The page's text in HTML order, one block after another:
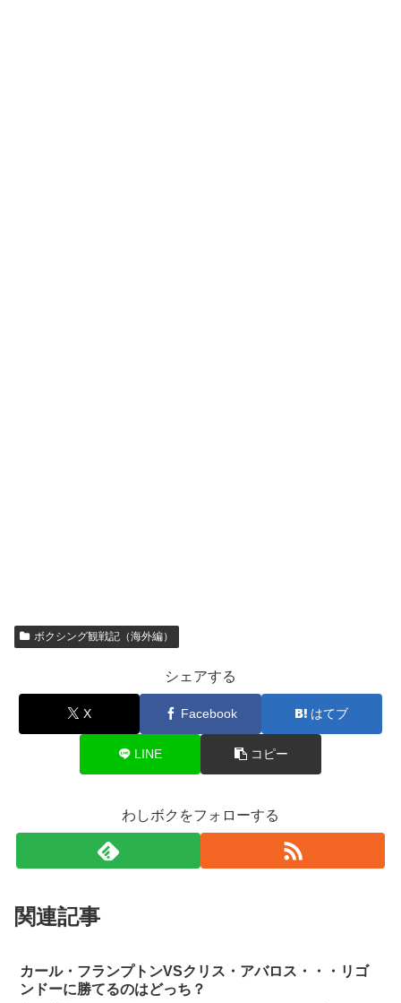
ボクシング観戦記（海外編）
シェアする
X Facebook はてブ
LINE コピー
わしボクをフォローする
関連記事
カール・フランプトンVSクリス・アバロス・・・リゴ
ンドーに勝てるのはどっち？